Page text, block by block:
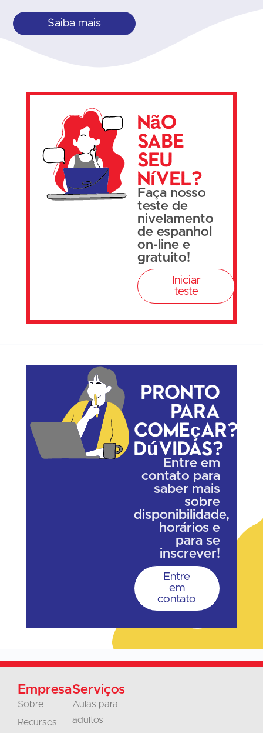
Saiba mais
Não
sabe
seu
nível?
Faça nosso
teste de
nivelamento
de espanhol
on-line e
gratuito!
Iniciar
teste
Pronto
para
começar?
Dúvidas?
Entre em
contato para
saber mais
sobre
disponibilidade,
horários e
para se
inscrever!
Entre
em
contato
Empresa
Sobre
Recursos
Serviços
Aulas para
adultos